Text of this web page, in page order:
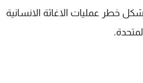
خطر عمليات الاغاثة الانسانية
وظائف